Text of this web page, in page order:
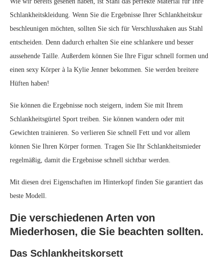
Schlankheitskleidung. Wenn Sie die Ergebnisse Ihrer Schlankheitskur
beschleunigen möchten, sollten Sie sich für Verschlusshaken aus Stahl
entscheiden. Denn dadurch erhalten Sie eine schlankere und besser
aussehende Taille. Außerdem können Sie Ihre Figur schnell formen und
einen sexy Körper à la Kylie Jenner bekommen. Sie werden breitere
Hüften haben!
Sie können die Ergebnisse noch steigern, indem Sie mit Ihrem
Schlankheitsgürtel Sport treiben. Sie können wandern oder mit
Gewichten trainieren. So verlieren Sie schnell Fett und vor allem
können Sie Ihren Körper formen. Tragen Sie Ihr Schlankheitsmieder
regelmäßig, damit die Ergebnisse schnell sichtbar werden.
Mit diesen drei Eigenschaften im Hinterkopf finden Sie garantiert das
beste Modell.
Die verschiedenen Arten von
Miederhosen, die Sie beachten sollten.
Das Schlankheitskorsett